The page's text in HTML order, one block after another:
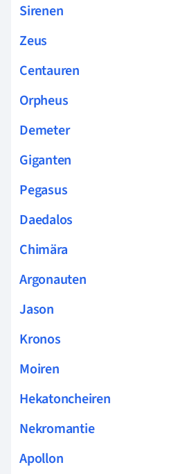
Sirenen
Zeus
Centauren
Orpheus
Demeter
Giganten
Pegasus
Daedalos
Chimära
Argonauten
Jason
Kronos
Moiren
Hekatoncheiren
Nekromantie
Apollon